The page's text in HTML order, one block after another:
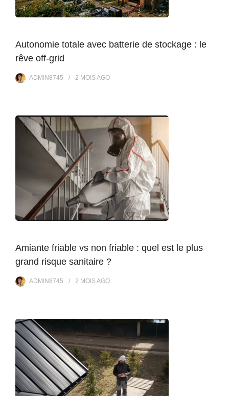
Autonomie totale avec batterie de stockage : le
rêve off-grid
ADMIN8745 2 MOISAGO
Amiante friable vs non friable : quel est le plus
grand risque sanitaire ?
ADMIN8745 2 MOISAGO